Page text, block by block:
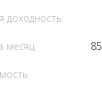
доходность
месяц